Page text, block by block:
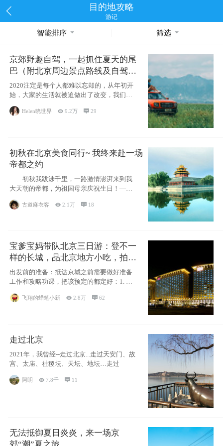
目的地攻略
游记
智能排序 筛选
京郊野趣自驾，一起抓住夏天的尾
巴（附北京周边景点路线及自驾攻
略）
2020注定是每个人都难以忘却的，从年初开
始，大家的生活就被迫做出了改变，我们也
不例外。本来双双辞职是为
Helen晓世界 9.2万 29
初秋在北京美食同行~ 我终来赴一场
帝都之约
初秋我跋涉千里，一路激情澎湃来到我
大天朝的帝都，为祖国母亲庆祝生日！——
古道麻衣客 2.1万  18
宝爹宝妈带队北京三日游：登不一
样的长城，品北京地方小吃，拍盘
古七星夜景！
出发前的准备：抵达京城之前需要做好准备
工作和攻略功课，把该预定的都定好：1. 酒
飞翔的蜡笔小新 2.8万 62
走过北京
2021年，我曾经--走过北京...走过天安门、故
宫、太庙、社稷坛、天坛、地坛…走过
阿眀 7.8千  11
无法抵御夏日炎炎，来一场京